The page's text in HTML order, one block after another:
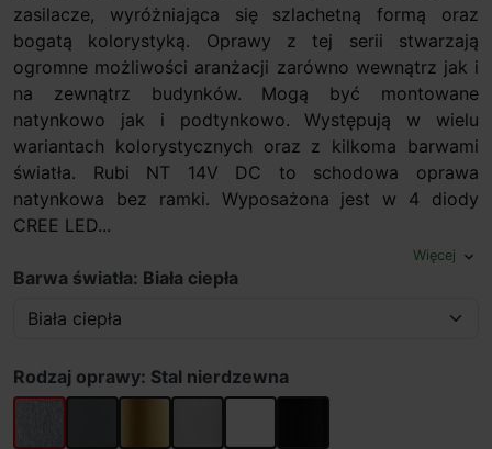
zasilacze, wyróżniająca się szlachetną formą oraz
bogatą kolorystyką. Oprawy z tej serii stwarzają
ogromne możliwości aranżacji zarówno wewnątrz jak i
na zewnątrz budynków. Mogą być montowane
natynkowo jak i podtynkowo. Występują w wielu
wariantach kolorystycznych oraz z kilkoma barwami
światła. Rubi NT 14V DC to schodowa oprawa
natynkowa bez ramki. Wyposażona jest w 4 diody
CREE LED...
Więcej expand_more
Barwa światła: Biała ciepła
Rodzaj oprawy: Stal nierdzewna
Stal nierdzewna
Grafit Stare złotoAluminium
Biały Czarny